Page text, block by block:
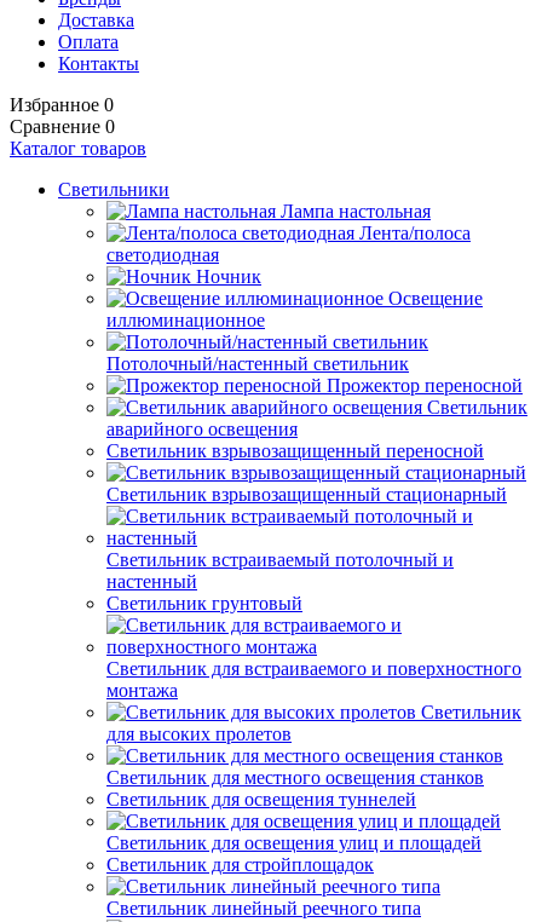
Доставка
Оплата
Контакты
Избранное 0
Сравнение 0
Каталог товаров
Светильники
Лампа настольная
Лента/полоса
светодиодная
Ночник
Освещение
иллюминационное
Потолочный/настенный светильник
Прожектор переносной
Светильник
аварийного освещения
Светильник взрывозащищенный переносной
Светильник взрывозащищенный стационарный
Светильник встраиваемый потолочный и
настенный
Светильник грунтовый
Светильник для встраиваемого и поверхностного
монтажа
Светильник
для высоких пролетов
Светильник для местного освещения станков
Светильник для освещения туннелей
Светильник для освещения улиц и площадей
Светильник для стройплощадок
Светильник линейный реечного типа